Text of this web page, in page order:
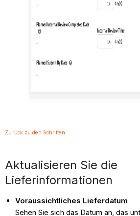
Zurück zu den Schritten
Aktualisieren Sie die
Lieferinformationen
Voraussichtliches Lieferdatum
Sehen Sie sich das Datum an, das